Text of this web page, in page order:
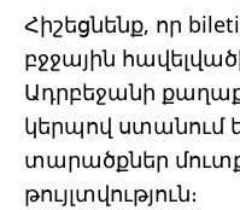
Հիշեցնենք, որ
բջջային
Ադրբեջանի
կերպով ստանում
տարածքներ մուտք
թույլտվություն։